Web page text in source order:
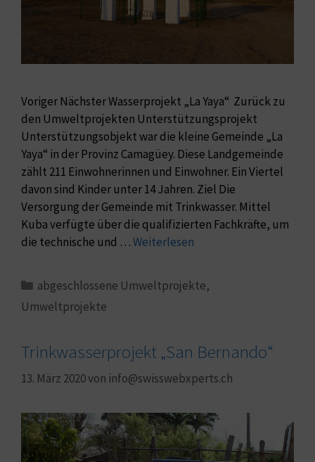
Voriger Nächster Wasserprojekt „La Yaya“ ​ Zurück zu
den Umweltprojekten Unterstützungsprojekt
Unterstützungsobjekt war die kleine Gemeinde „La
Yaya“ in der Provinz Camagüey. Diese Landgemeinde
zählt 211 Einwohnerinnen und Einwohner. Ein Viertel
davon sind Kinder unter 14 Jahren. Ziel Die
Versorgung der Gemeinde mit Trinkwasser. Mittel
Kuba verfügte über die qualifizierten Fachkräfte, um
die technische und …Weiterlesen
abgeschlossene Umweltprojekte,
Umweltprojekte
Trinkwasserprojekt „San Bernando“
13. März 2020von info@swisswebxperts.ch